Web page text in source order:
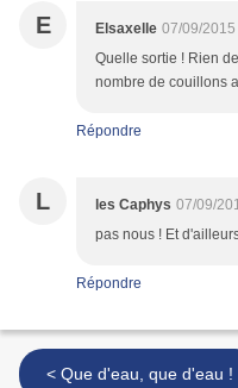
E Elsaxelle 07/09/2015
Quelle sortie ! Rien
nombre de couillons
Répondre
L les Caphys 07/09/
pas nous ! Et
Répondre
< Que d'eau, que d'eau !